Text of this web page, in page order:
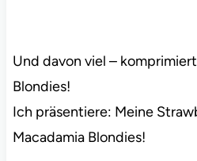
Und davon viel –
Blondies!
Ich präsentiere: Meine
Macadamia Blondies!